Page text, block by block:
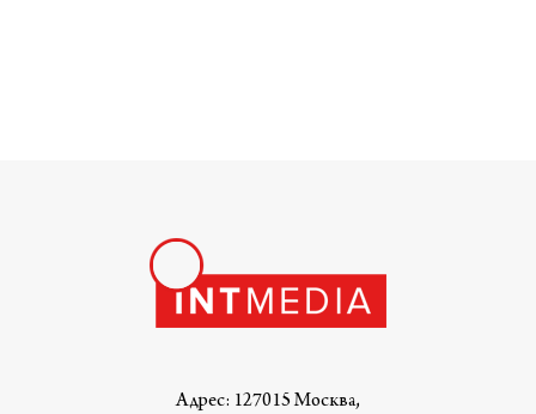
Адрес: 127015 Москва,